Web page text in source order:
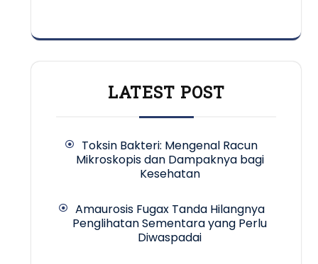
LATEST POST
Toksin Bakteri: Mengenal Racun
Mikroskopis dan Dampaknya bagi
Kesehatan
Amaurosis Fugax Tanda Hilangnya
Penglihatan Sementara yang Perlu
Diwaspadai